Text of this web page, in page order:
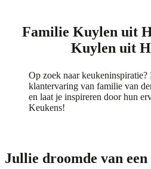
Familie Kuylen uit
Kuylen uit
Op zoek naar
klantervaring van familie van
en laat je inspireren door hun
Keukens!
Jullie droomde van